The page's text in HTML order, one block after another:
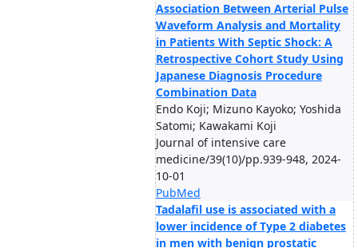
Association Between Arterial Pulse
Waveform Analysis and Mortality
in Patients With Septic Shock: A
Retrospective Cohort Study Using
Japanese Diagnosis Procedure
Combination Data
Endo Koji; Mizuno Kayoko; Yoshida
Satomi; Kawakami Koji
Journal of intensive care
medicine/39(10)/pp.939-948, 2024-
10-01
PubMed
Tadalafil use is associated with a
lower incidence of Type 2 diabetes
in men with benign prostatic